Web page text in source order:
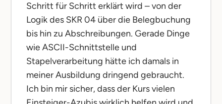
Schritt für Schritt erklärt wird – von der
Logik des SKR 04 über die Belegbuchung
bis hin zu Abschreibungen. Gerade Dinge
wie ASCII-Schnittstelle und
Stapelverarbeitung hätte ich damals in
meiner Ausbildung dringend gebraucht.
Ich bin mir sicher, dass der Kurs vielen